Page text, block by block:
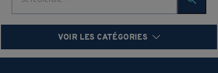
VOIR LES CATÉGORIES